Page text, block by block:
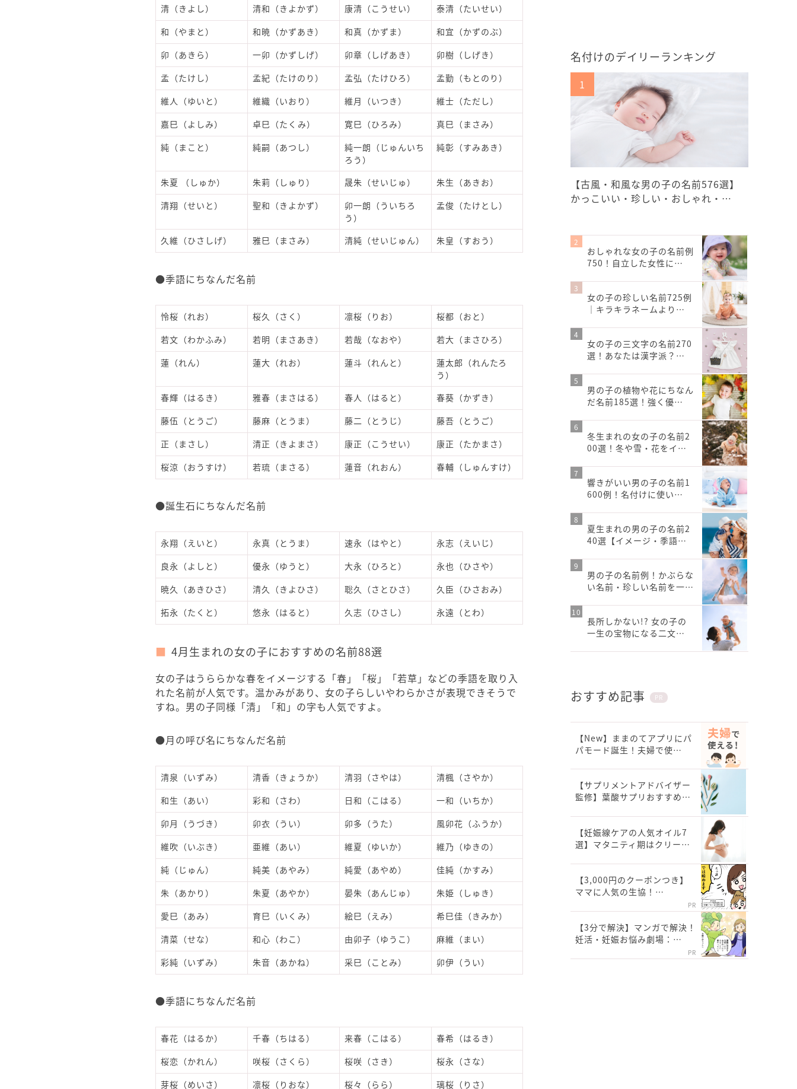
清（きよし） 清和（きよかず） 康清（こうせい）
泰清（たいせい）
和（やまと）
和暁（かずあき） 和真（かずま）
和宜（かずのぶ）
卯（あきら）
一卯（かずしげ） 卯章（しげあき）
卯樹（しげき）
孟（たけし）
孟紀（たけのり） 孟弘（たけひろ）
孟勤（もとのり）
維人（ゆいと）
維織（いおり） 維月（いつき）
維士（ただし）
嘉巳（よしみ）
卓巳（たくみ） 寛巳（ひろみ）
真巳（まさみ）
純（まこと）
純嗣（あつし）
純一朗（じゅんいち
ろう）
純彰（すみあき）
朱夏 （しゅか） 朱莉（しゅり） 晟朱（せいじゅ）
朱生（あきお）
清翔（せいと）
聖和（きよかず）
卯一朗（ういちろ
う）
孟俊（たけとし）
久維（ひさしげ） 雅巳（まさみ） 清純（せいじゅん） 朱皇（すおう）
●季語にちなんだ名前
怜桜（れお） 桜久（さく） 凛桜（りお）
桜都（おと）
若文（わかふみ）
若明（まさあき） 若哉（なおや）
若大（まさひろ）
蓮（れん）
蓮大（れお） 蓮斗（れんと）
蓮太郎（れんたろ
う）
春輝（はるき）
雅春（まさはる） 春人（はると）
春葵（かずき）
藤伍（とうご）
藤麻（とうま） 藤二（とうじ）
藤吾（とうご）
正（まさし）
清正（きよまさ） 康正（こうせい）
康正（たかまさ）
桜涼（おうすけ）
若琉（まさる） 蓮音（れおん） 春輔（しゅんすけ）
●誕生石にちなんだ名前
永翔（えいと） 永真（とうま） 速永（はやと）
永志（えいじ）
良永（よしと）
優永（ゆうと） 大永（ひろと）
永也（ひさや）
暁久（あきひさ）
清久（きよひさ） 聡久（さとひさ）
久臣（ひさおみ）
拓永（たくと）
悠永（はると） 久志（ひさし） 永遠（とわ）
4月生まれの女の子におすすめの名前88選
女の子はうららかな春をイメージする「春」「桜」「若草」などの季語を取り入
れた名前が人気です。温かみがあり、女の子らしいやわらかさが表現できそうで
すね。男の子同様「清」「和」の字も人気ですよ。
●月の呼び名にちなんだ名前
清泉（いずみ） 清香（きょうか） 清羽（さやは）
清楓（さやか）
和生（あい）
彩和（さわ） 日和（こはる）
一和（いちか）
卯月（うづき）
卯衣（うい） 卯多（うた）
風卯花（ふうか）
維吹（いぶき）
亜維（あい） 維夏（ゆいか）
維乃（ゆきの）
純（じゅん）
純美（あやみ） 純愛（あやめ）
佳純（かすみ）
朱（あかり）
朱夏（あやか） 晏朱（あんじゅ）
朱姫（しゅき）
愛巳（あみ）
育巳（いくみ） 絵巳（えみ）
希巳佳（きみか）
清菜（せな）
和心（わこ） 由卯子（ゆうこ）
麻維（まい）
彩純（いずみ）
朱音（あかね） 采巳（ことみ） 卯伊（うい）
●季語にちなんだ名前
春花（はるか） 千春（ちはる） 来春（こはる）
春希（はるき）
桜恋（かれん）
咲桜（さくら） 桜咲（さき）
桜永（さな）
芽桜（めいさ）
凛桜（りおな） 桜々（らら） 璃桜（りさ）
名付けのデイリーランキング
【古風・和風な男の子の名前576選】
かっこいい・珍しい・おしゃれ・…
おしゃれな女の子の名前例
750！自立した女性に…
女の子の珍しい名前725例
｜キラキラネームより…
女の子の三文字の名前270
選！あなたは漢字派？…
男の子の植物や花にちなん
だ名前185選！強く優…
冬生まれの女の子の名前2
00選！冬や雪・花をイ…
響きがいい男の子の名前1
600例！名付けに使い…
夏生まれの男の子の名前2
40選【イメージ・季語…
男の子の名前例！かぶらな
い名前・珍しい名前を一…
長所しかない!? 女の子の
一生の宝物になる二文…
おすすめ記事 PR
【New】ままのてアプリにパ
パモード誕生！夫婦で使…
【サプリメントアドバイザー
監修】葉酸サプリおすすめ…
【妊娠線ケアの人気オイル7
選】マタニティ期はクリー…
【3,000円のクーポンつき】
ママに人気の生協！…
PR
【3分で解決】マンガで解決！
妊活・妊娠お悩み劇場：…
PR